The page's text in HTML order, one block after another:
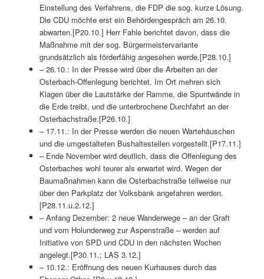
Einstellung des Verfahrens, die FDP die sog. kurze Lösung.
Die CDU möchte erst ein Behördengespräch am 26.10.
abwarten.[P20.10.] Herr Fahle berichtet davon, dass die
Maßnahme mit der sog. Bürgermeistervariante
grundsätzlich als förderfähig angesehen werde.[P28.10.]
– 26.10.: In der Presse wird über die Arbeiten an der
Osterbach-Offenlegung berichtet. Im Ort mehren sich
Klagen über die Lautstärke der Ramme, die Spuntwände in
die Erde treibt, und die unterbrochene Durchfahrt an der
Osterbachstraße.[P26.10.]
– 17.11.: In der Presse werden die neuen Wartehäuschen
und die umgestalteten Bushaltestellen vorgestellt.[P17.11.]
– Ende November wird deutlich, dass die Offenlegung des
Osterbaches wohl teurer als erwartet wird. Wegen der
Baumaßnahmen kann die Osterbachstraße teilweise nur
über den Parkplatz der Volksbank angefahren werden.
[P28.11.u.2.12.]
– Anfang Dezember: 2 neue Wanderwege – an der Graft
und vom Holunderweg zur Aspenstraße – werden auf
Initiative von SPD und CDU in den nächsten Wochen
angelegt.[P30.11.; LAS 3.12.]
– 10.12.: Eröffnung des neuen Kurhauses durch das